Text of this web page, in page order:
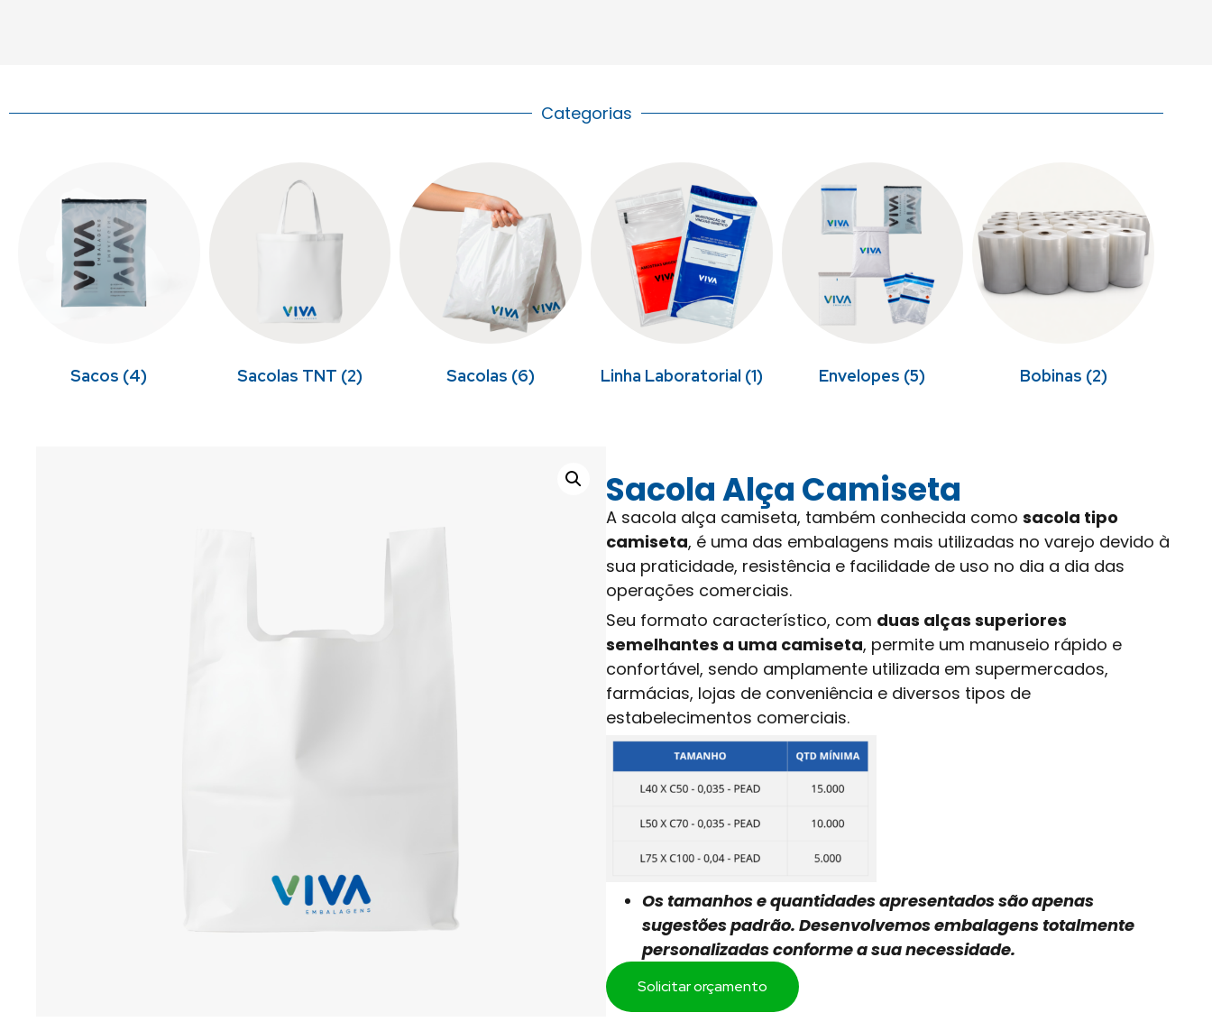
Categorias
Sacos (4) Sacolas TNT (2) Sacolas (6) Linha Laboratorial (1) Envelopes (5) Bobinas (2)
Sacola Alça Camiseta
A sacola alça camiseta, também conhecida como sacola tipo
camiseta, é uma das embalagens mais utilizadas no varejo devido à
sua praticidade, resistência e facilidade de uso no dia a dia das
operações comerciais.
Seu formato característico, com duas alças superiores
semelhantes a uma camiseta, permite um manuseio rápido e
confortável, sendo amplamente utilizada em supermercados,
farmácias, lojas de conveniência e diversos tipos de
estabelecimentos comerciais.
Os tamanhos e quantidades apresentados são apenas
sugestões padrão. Desenvolvemos embalagens totalmente
personalizadas conforme a sua necessidade.
Solicitar orçamento